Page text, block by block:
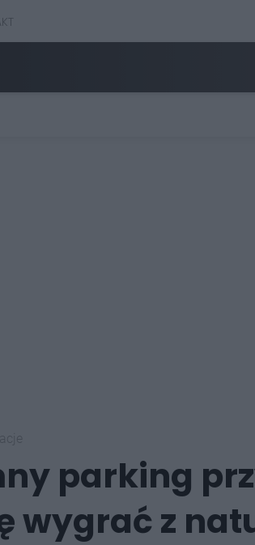
parking
wygrać z